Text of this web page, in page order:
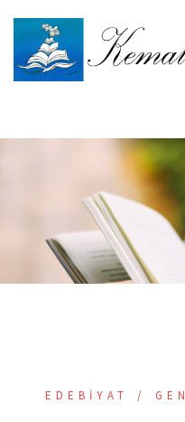
EDEBIYAT